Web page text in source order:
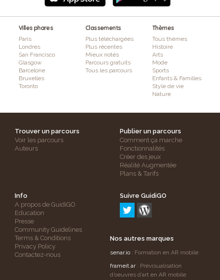
Villes phares
Paris
Londres
San Francisco
Glasgow
Barcelone
Bruxelles
Toronto
Classements
Plus téléchargées
Plus récentes
Mieux notés
Parcours gratuits
Tous les parcours
Thèmes
Tous thèmes
Histoire
Arts
Mode
Sports
Enfants & Familles
Style de vie
Nature
Trouver un parcours
Voir les parcours
Auteurs
Publier un parcours
Comment ça marche
Fonctionnalités
Créer des jeux
Réalité Augmentée
Plans & Tarifs
Info
A propos de GuidiGO
Education
Presse
Community Guidelines
Terms & Conditions
Privacy Policy
Contactez-nous
Suivre GuidiGO
Nos autres marques
senar.io : Formation en AR mobile
frameit.ar: Prévisualisation
d’oeuvres d’art en AR mobile